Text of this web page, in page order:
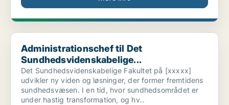
Administrationschef til Det Sundhedsvidenskabelige...
Administrationschef til Det
Sundhedsvidenskabelige...
Det Sundhedsvidenskabelige Fakultet på [xxxxx]
udvikler ny viden og løsninger, der former fremtidens
sundhedsvæsen. I en tid, hvor sundhedsområdet er
under hastig transformation, og hv..